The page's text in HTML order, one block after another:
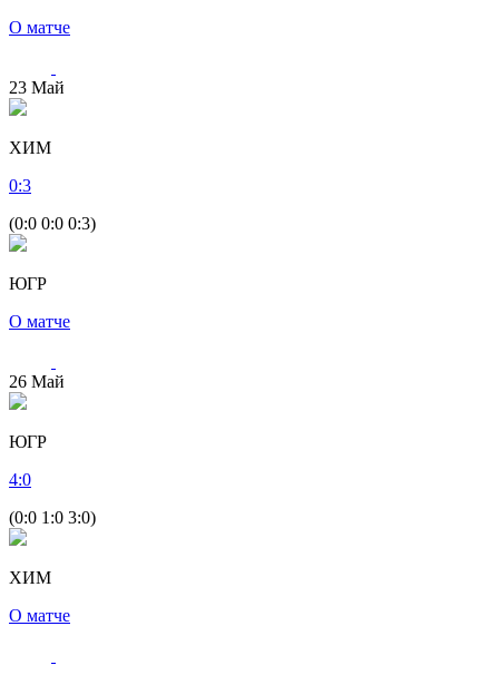
О матче
23 Май
ХИМ
0:3
(0:0 0:0 0:3)
ЮГР
О матче
26 Май
ЮГР
4:0
(0:0 1:0 3:0)
ХИМ
О матче